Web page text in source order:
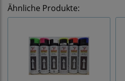
Ähnliche Produkte: